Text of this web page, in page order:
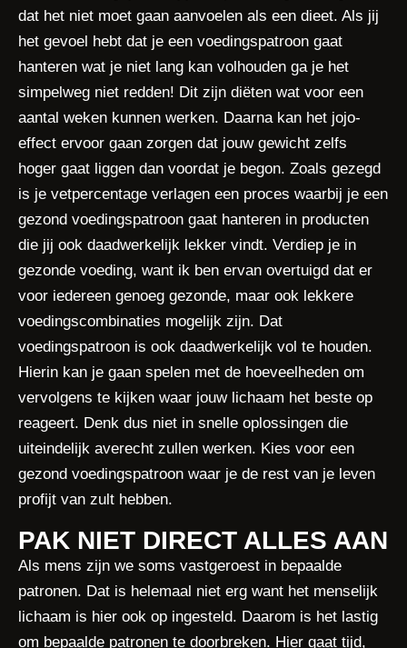
dat het niet moet gaan aanvoelen als een dieet. Als jij
het gevoel hebt dat je een voedingspatroon gaat
hanteren wat je niet lang kan volhouden ga je het
simpelweg niet redden! Dit zijn diëten wat voor een
aantal weken kunnen werken. Daarna kan het jojo-
effect ervoor gaan zorgen dat jouw gewicht zelfs
hoger gaat liggen dan voordat je begon. Zoals gezegd
is je vetpercentage verlagen een proces waarbij je een
gezond voedingspatroon gaat hanteren in producten
die jij ook daadwerkelijk lekker vindt. Verdiep je in
gezonde voeding, want ik ben ervan overtuigd dat er
voor iedereen genoeg gezonde, maar ook lekkere
voedingscombinaties mogelijk zijn. Dat
voedingspatroon is ook daadwerkelijk vol te houden.
Hierin kan je gaan spelen met de hoeveelheden om
vervolgens te kijken waar jouw lichaam het beste op
reageert. Denk dus niet in snelle oplossingen die
uiteindelijk averecht zullen werken. Kies voor een
gezond voedingspatroon waar je de rest van je leven
profijt van zult hebben.
PAK NIET DIRECT ALLES AAN
Als mens zijn we soms vastgeroest in bepaalde
patronen. Dat is helemaal niet erg want het menselijk
lichaam is hier ook op ingesteld. Daarom is het lastig
om bepaalde patronen te doorbreken. Hier gaat tijd,